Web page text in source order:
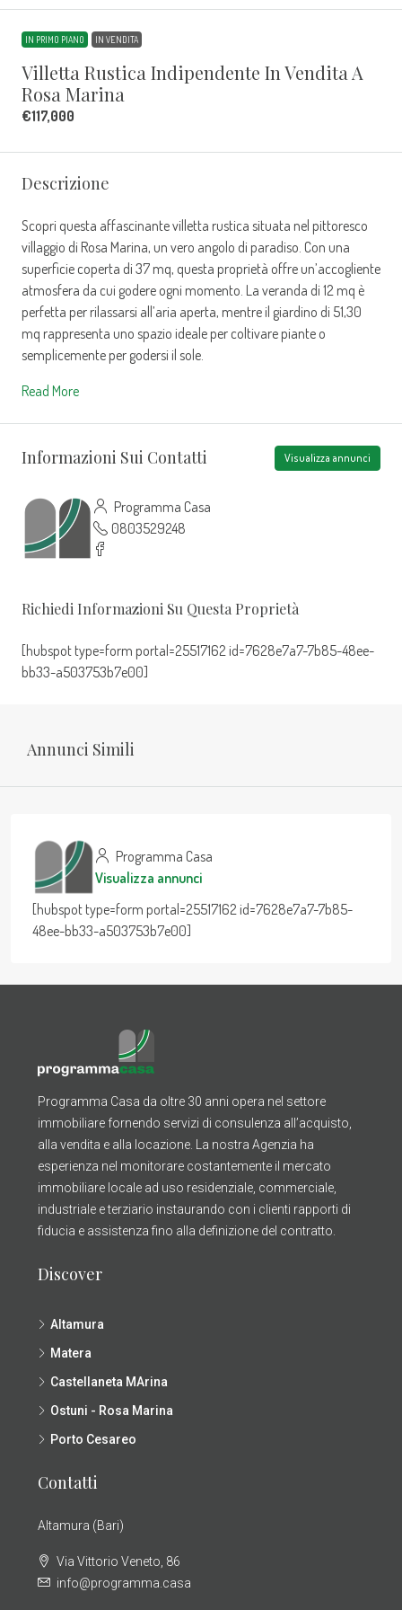
IN PRIMO PIANO IN VENDITA
Villetta Rustica Indipendente In Vendita A
Rosa Marina
€117,000
Descrizione
Scopri questa affascinante villetta rustica situata nel pittoresco
villaggio di Rosa Marina, un vero angolo di paradiso. Con una
superficie coperta di 37 mq, questa proprietà offre un’accogliente
atmosfera da cui godere ogni momento. La veranda di 12 mq è
perfetta per rilassarsi all’aria aperta, mentre il giardino di 51,30
mq rappresenta uno spazio ideale per coltivare piante o
semplicemente per godersi il sole.
Read More
Informazioni Sui Contatti Visualizza annunci
Programma Casa
0803529248
Richiedi Informazioni Su Questa Proprietà
[hubspot type=form portal=25517162 id=7628e7a7-7b85-48ee-
bb33-a503753b7e00]
Annunci Simili
Programma Casa
Visualizza annunci
[hubspot type=form portal=25517162 id=7628e7a7-7b85-
48ee-bb33-a503753b7e00]
Programma Casa da oltre 30 anni opera nel settore
immobiliare fornendo servizi di consulenza all’acquisto,
alla vendita e alla locazione. La nostra Agenzia ha
esperienza nel monitorare costantemente il mercato
immobiliare locale ad uso residenziale, commerciale,
industriale e terziario instaurando con i clienti rapporti di
fiducia e assistenza fino alla definizione del contratto.
Discover
Altamura
Matera
Castellaneta MArina
Ostuni - Rosa Marina
Porto Cesareo
Contatti
Altamura (Bari)
Via Vittorio Veneto, 86
info@programma.casa